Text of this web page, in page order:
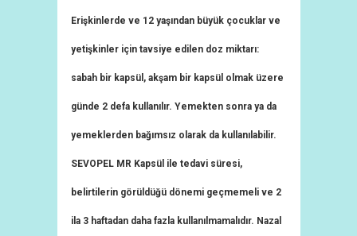
Erişkinlerde ve 12 yaşından büyük çocuklar ve
yetişkinler için tavsiye edilen doz miktarı:
sabah bir kapsül, akşam bir kapsül olmak üzere
günde 2 defa kullanılır. Yemekten sonra ya da
yemeklerden bağımsız olarak da kullanılabilir.
SEVOPEL MR Kapsül ile tedavi süresi,
belirtilerin görüldüğü dönemi geçmemeli ve 2
ila 3 haftadan daha fazla kullanılmamalıdır. Nazal